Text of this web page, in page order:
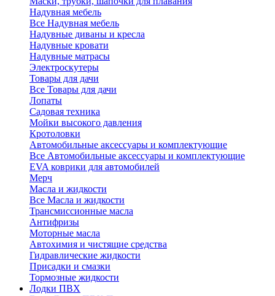
Надувная мебель
Все Надувная мебель
Надувные диваны и кресла
Надувные кровати
Надувные матрасы
Электроскутеры
Товары для дачи
Все Товары для дачи
Лопаты
Садовая техника
Мойки высокого давления
Кротоловки
Автомобильные аксессуары и комплектующие
Все Автомобильные аксессуары и комплектующие
EVA коврики для автомобилей
Мерч
Масла и жидкости
Все Масла и жидкости
Трансмиссионные масла
Антифризы
Моторные масла
Автохимия и чистящие средства
Гидравлические жидкости
Присадки и смазки
Тормозные жидкости
Лодки ПВХ